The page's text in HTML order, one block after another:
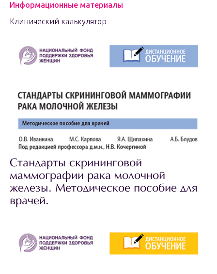
Информационные материалы
Клинический калькулятор
Стандарты скрининговой
маммографии рака молочной
железы. Методическое пособие для
врачей.